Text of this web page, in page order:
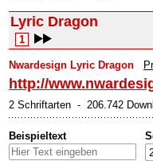
Lyric Dragon
1
Nwardesign Lyric Dragon
http://
2 Schriftarten - 206.742
Beispieltext